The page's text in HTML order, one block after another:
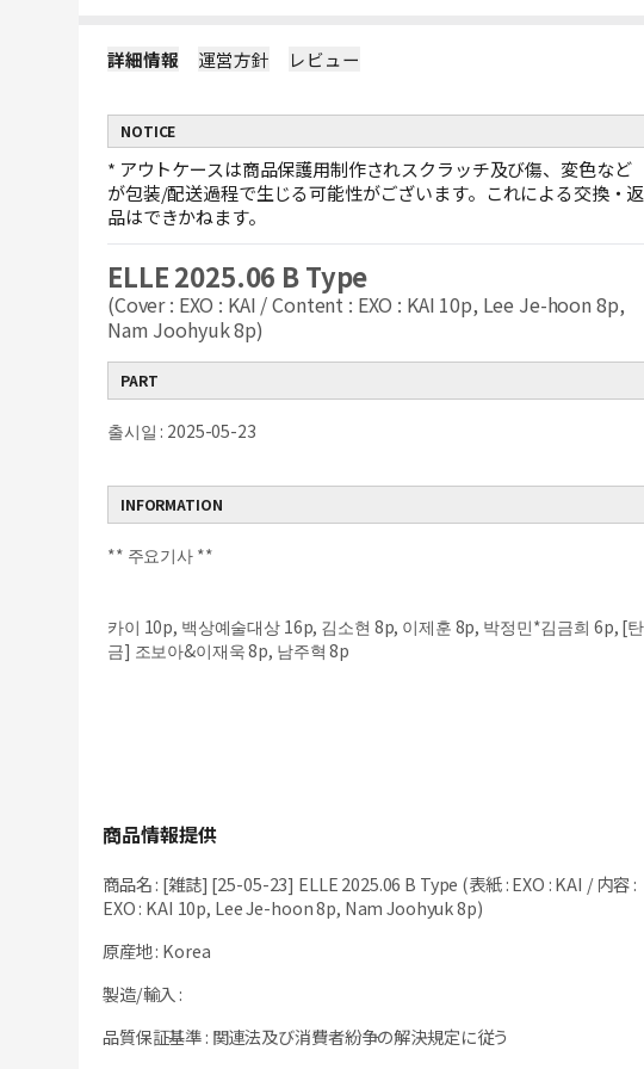
詳細情報 運営方針 レビュー
NOTICE
* アウトケースは商品保護用制作されスクラッチ及び傷、変色など
が包装/配送過程で生じる可能性がございます。これによる交換・返
品はできかねます。
ELLE 2025.06 B Type
(Cover : EXO : KAI / Content : EXO : KAI 10p, Lee Je-hoon 8p,
Nam Joohyuk 8p)
PART
출시일 : 2025-05-23
INFORMATION
** 주요기사 **
카이 10p, 백상예술대상 16p, 김소현 8p, 이제훈 8p, 박정민*김금희 6p, [탄
금] 조보아&이재욱 8p, 남주혁 8p
商品情報提供
商品名: [雑誌] [25-05-23] ELLE 2025.06 B Type (表紙 : EXO : KAI / 内容 :
EXO : KAI 10p, Lee Je-hoon 8p, Nam Joohyuk 8p)
原産地: Korea
製造/輸入 :
品質保証基準: 関連法及び消費者紛争の解決規定に従う